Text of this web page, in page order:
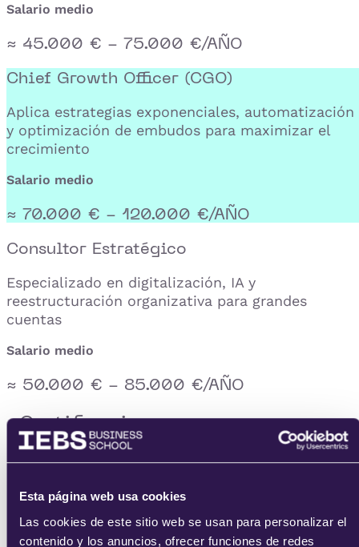
Esta página web usa cookies
Las cookies de este sitio web se usan para personalizar el
contenido y los anuncios, ofrecer funciones de redes
Salario medio
≈ 45.000 € - 75.000 €/AÑO
Chief Growth Officer (CGO)
Aplica estrategias exponenciales, automatización
y optimización de embudos para maximizar el
crecimiento
Salario medio
≈ 70.000 € - 120.000 €/AÑO
Consultor Estratégico
Especializado en digitalización, IA y
reestructuración organizativa para grandes
cuentas
Salario medio
≈ 50.000 € - 85.000 €/AÑO
· Certificaciones ·
Sal preparado para las
El máster te alinea con los estándares
internacionalmente. Al terminar, tendrás el